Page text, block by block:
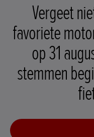
Vergeet
favoriete
op 31
stemmen